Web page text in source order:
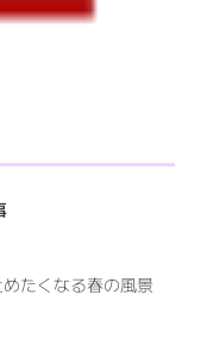
めたくなる春の風景